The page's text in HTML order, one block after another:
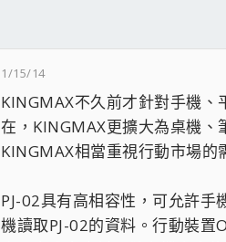
1/15/14
KINGMAX不久前才針對手機
在，KINGMAX更擴大為桌機、
KINGMAX相當重視行動市場的
PJ-02具有高相容性，可允許
機讀取PJ-02的資料。行動裝